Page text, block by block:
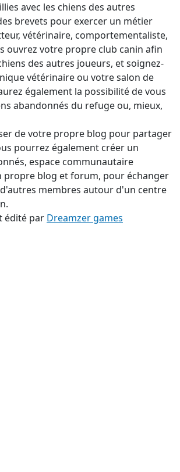
avec les chiens des autres
brevets pour exercer un métier
vétérinaire, comportementaliste,
ouvrez votre propre club canin afin
des autres joueurs, et soignez-
vétérinaire ou votre salon de
également la possibilité de vous
abandonnés du refuge ou, mieux,
de votre propre blog pour partager
pourrez également créer un
espace communautaire
propre blog et forum, pour échanger
membres autour d'un centre
édité par Dreamzer games